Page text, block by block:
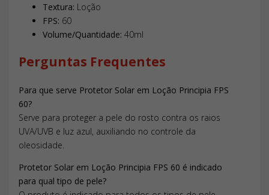
Textura: Loção
FPS: 60
Volume/Quantidade: 40ml
Perguntas Frequentes
Para que serve Protetor Solar em Loção Principia FPS
60?
Serve para proteger a pele do rosto contra os raios
UVA/UVB e luz azul, auxiliando no controle da
oleosidade.
Protetor Solar em Loção Principia FPS 60 é indicado
para qual tipo de pele?